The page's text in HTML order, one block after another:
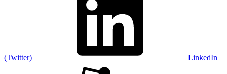
(Twitter) LinkedIn